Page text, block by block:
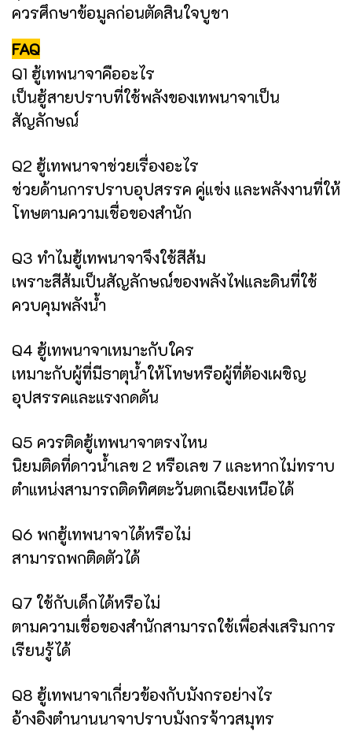
ควรศึกษาข้อมูลก่อนตัดสินใจบูชา
FAQ
Q1 ฮู้เทพนาจาคืออะไร
เป็นฮู้สายปราบที่ใช้พลังของเทพนาจาเป็น
สัญลักษณ์
Q2 ฮู้เทพนาจาช่วยเรื่องอะไร
ช่วยด้านการปราบอุปสรรค คู่แข่ง และพลังงานที่ให้
โทษตามความเชื่อของสำนัก
Q3 ทำไมฮู้เทพนาจาจึงใช้สีส้ม
เพราะสีส้มเป็นสัญลักษณ์ของพลังไฟและดินที่ใช้
ควบคุมพลังน้ำ
Q4 ฮู้เทพนาจาเหมาะกับใคร
เหมาะกับผู้ที่มีธาตุน้ำให้โทษหรือผู้ที่ต้องเผชิญ
อุปสรรคและแรงกดดัน
Q5 ควรติดฮู้เทพนาจาตรงไหน
นิยมติดที่ดาวน้ำเลข 2 หรือเลข 7 และหากไม่ทราบ
ตำแหน่งสามารถติดทิศตะวันตกเฉียงเหนือได้
Q6 พกฮู้เทพนาจาได้หรือไม่
สามารถพกติดตัวได้
Q7 ใช้กับเด็กได้หรือไม่
ตามความเชื่อของสำนักสามารถใช้เพื่อส่งเสริมการ
เรียนรู้ได้
Q8 ฮู้เทพนาจาเกี่ยวข้องกับมังกรอย่างไร
อ้างอิงตำนานนาจาปราบมังกรจ้าวสมุทร